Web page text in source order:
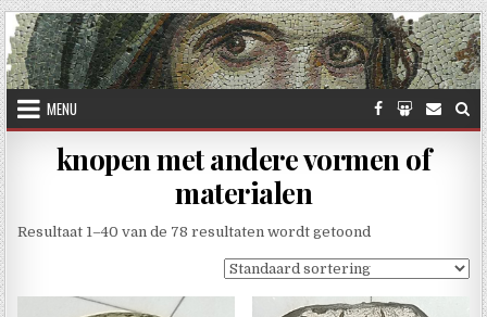
Skip to content
MENU
knopen met andere vormen of
materialen
Resultaat 1–40 van de 78 resultaten wordt getoond